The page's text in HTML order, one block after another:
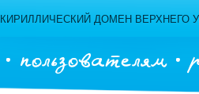
КИРИЛЛИЧЕСКИЙ ДОМЕН ВЕРХНЕГО
пользователям